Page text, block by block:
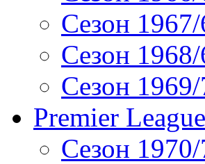
Сезон
Сезон
Сезон
Premier
Сезон 1970/